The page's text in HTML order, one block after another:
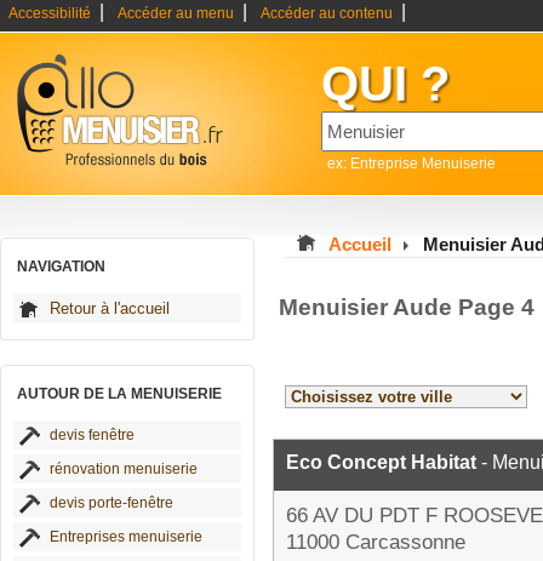
Accessibilité Accéder au menu Accéder au contenu
QUI ?
ex: Entreprise Menuiserie
NAVIGATION
Retour à l'accueil
AUTOUR DE LA MENUISERIE
devis fenêtre
rénovation menuiserie
devis porte-fenêtre
Entreprises menuiserie
Accueil Menuisier
Menuisier Aude Page 4
Eco Concept Habitat -
66 AV DU PDT F
11000 Carcassonne